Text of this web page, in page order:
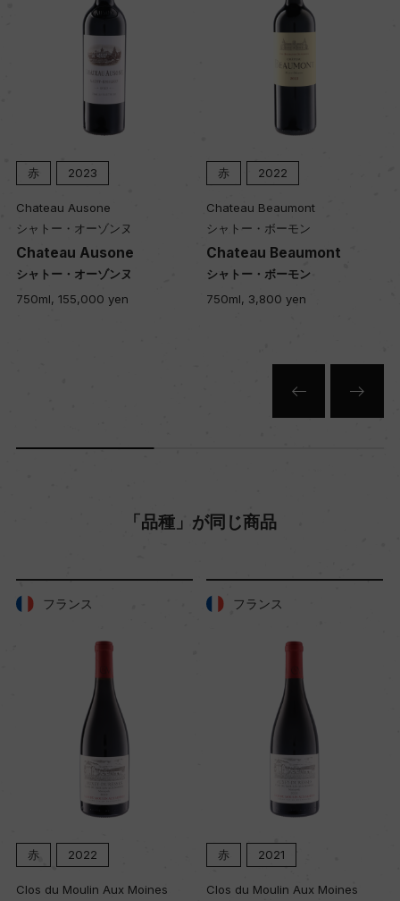
赤
コルク
赤 2023
Chateau Ausone
シャトー・オーゾンヌ
Chateau Ausone
シャトー・オーゾンヌ
750ml, 155,000 yen
赤 2022
Chateau Beaumont
シャトー・ボーモン
Chateau Beaumont
シャトー・ボーモン
750ml, 3,800 yen
「品種」が同じ商品
フランス
赤 2022
Clos du Moulin Aux Moines
フランス
赤 2021
Clos du Moulin Aux Moines